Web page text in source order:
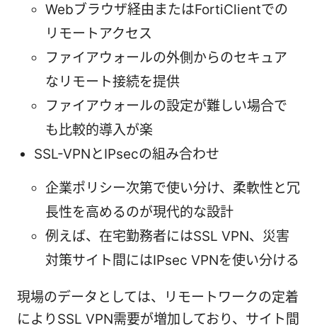
Webブラウザ経由またはFortiClientでの
リモートアクセス
ファイアウォールの外側からのセキュア
なリモート接続を提供
ファイアウォールの設定が難しい場合で
も比較的導入が楽
SSL-VPNとIPsecの組み合わせ
企業ポリシー次第で使い分け、柔軟性と冗
長性を高めるのが現代的な設計
例えば、在宅勤務者にはSSL VPN、災害
対策サイト間にはIPsec VPNを使い分ける
現場のデータとしては、リモートワークの定着
によりSSL VPN需要が増加しており、サイト間